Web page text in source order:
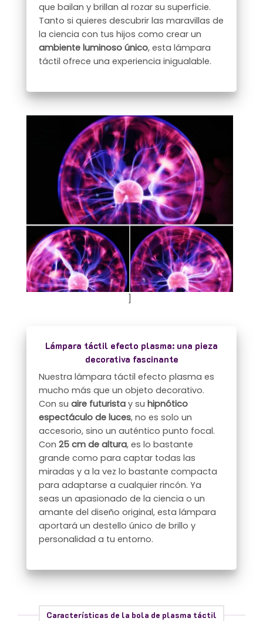
que bailan y brillan al rozar su superficie.
Tanto si quieres descubrir las maravillas de
la ciencia con tus hijos como crear un
ambiente luminoso único, esta lámpara
táctil ofrece una experiencia inigualable.
Lámpara táctil efecto plasma: una pieza
decorativa fascinante
Nuestra lámpara táctil efecto plasma es
mucho más que un objeto decorativo.
Con suaire futurista y suhipnótico
espectáculo de luces, no es solo un
accesorio, sino un auténtico punto focal.
Con25 cm de altura, es lo bastante
grande como para captar todas las
miradas y a la vez lo bastante compacta
para adaptarse a cualquier rincón. Ya
seas un apasionado de la ciencia o un
amante del diseño original, esta lámpara
aportará un destello único de brillo y
personalidad a tu entorno.
Características de la bola de plasma táctil